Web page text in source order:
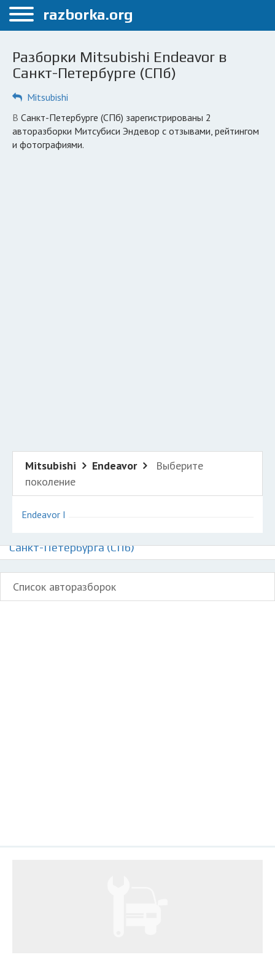
Меню
Санкт-Петербург
Автосервисы
Разборки Mitsubishi Endeavor в
Санкт-Петербурге (СПб)
Mitsubishi
в Санкт-Петербурге (СПб) зарегистрированы 2
авторазборки Митсубиси Эндевор с отзывами, рейтингом
и фотографиями.
Mitsubishi Endeavor
Выберите
поколение
Endeavor I
Санкт-Петербурга (СПб)
Список авторазборок
razborka.org